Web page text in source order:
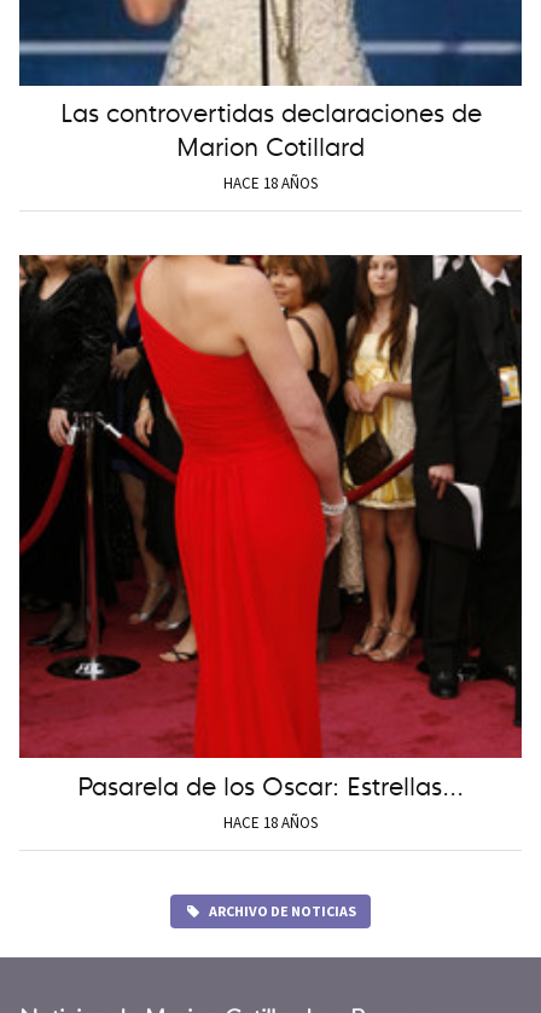
Las controvertidas declaraciones de
Marion Cotillard
HACE 18 AÑOS
Pasarela de los Oscar: Estrellas...
HACE 18 AÑOS
ARCHIVO DE NOTICIAS